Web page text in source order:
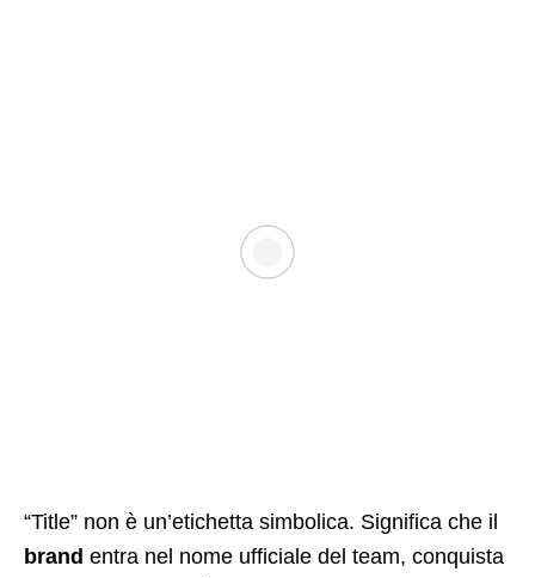
“Title” non è un’etichetta simbolica. Significa che il
brand entra nel nome ufficiale del team, conquista